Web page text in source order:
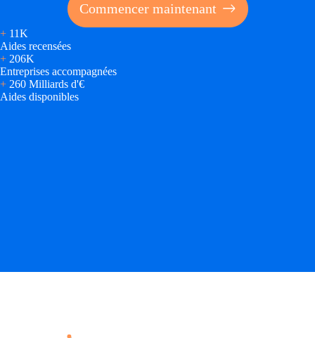
Commencer maintenant
+ 11K
Aides recensées
+ 206K
Entreprises accompagnées
+ 260 Milliards d'€
Aides disponibles